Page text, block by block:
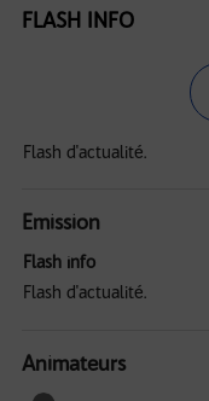
FLASH INFO
Flash d'actualité.
Emission
Flash info
Flash d'actualité.
Animateurs